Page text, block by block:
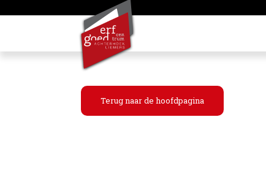
Terug naar de hoofdpagina